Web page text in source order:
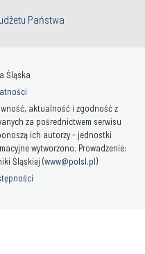
Państwa
Śląska
aktualność i zgodność z
za pośrednictwem serwisu
ich autorzy - jednostki
wytworzono. Prowadzenie:
Śląskiej (www@polsl.pl)